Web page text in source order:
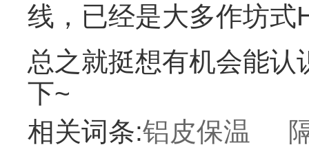
线，已经是大多作坊式
总之就挺想有机会能
下~
相关词条:铝皮保温